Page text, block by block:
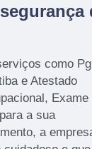
como
e Atestado
Exame
a sua
a